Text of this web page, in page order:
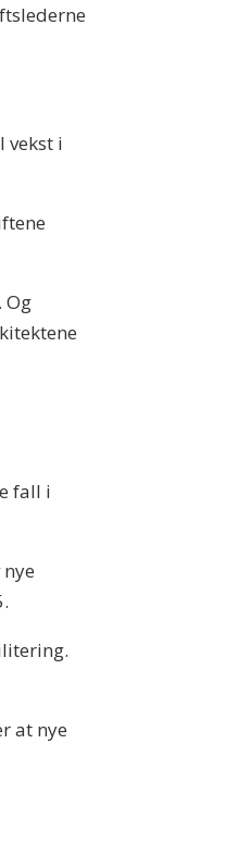
vekst i
Og
fall i
at nye